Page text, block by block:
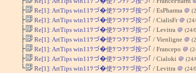
├ Re[1]: ArtTips win11ﾂづ�使ﾂつｦﾂづ按つ｢ / EsPharma ＠
├ Re[1]: ArtTips win11ﾂづ�使ﾂつｦﾂづ按つ｢ / CialisFr ＠
├ Re[1]: ArtTips win11ﾂづ�使ﾂつｦﾂづ按つ｢ / Levitra ＠ (24/
├ Re[1]: ArtTips win11ﾂづ�使ﾂつｦﾂづ按つ｢ / Vienligne ＠
├ Re[1]: ArtTips win11ﾂづ�使ﾂつｦﾂづ按つ｢ / Francepo ＠
├ Re[1]: ArtTips win11ﾂづ�使ﾂつｦﾂづ按つ｢ / Cialoki ＠ (24/
└ Re[1]: ArtTips win11ﾂづ�使ﾂつｦﾂづ按つ｢ / Levitra ＠ (24/